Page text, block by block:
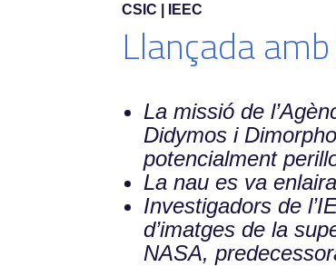
CSIC | IEEC
Llançada
La missió de
Didymos i
potencialment
La nau es va
Investigadors de
d’imatges de la
NASA,